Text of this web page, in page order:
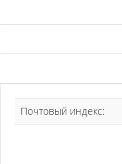
Почтовый индекс: